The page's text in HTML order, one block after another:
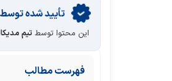
تأیید‌‌‌‌‌‌‌ شده
این محتوا توسط تیم
فهرست مطالب